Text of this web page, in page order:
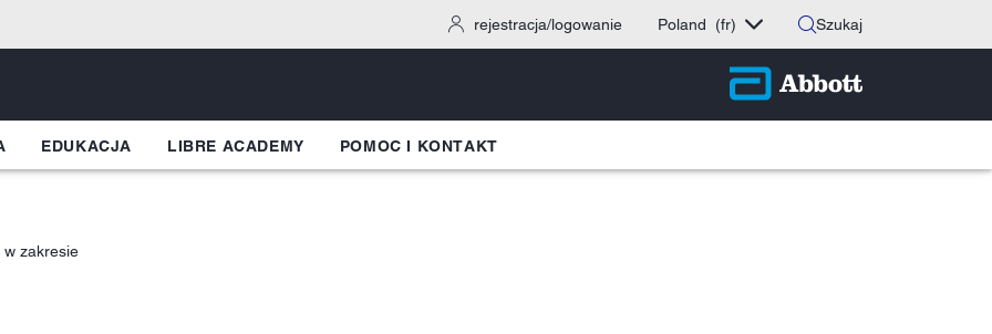
rejestracja/logowanie Poland (fr) Szukaj
EDUKACJA LIBRE ACADEMY POMOC I KONTAKT
w zakresie